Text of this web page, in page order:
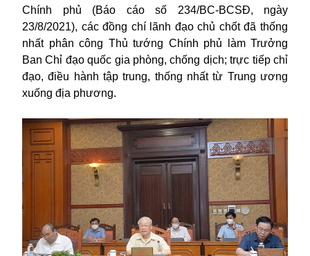
Chính phủ (Báo cáo số 234/BC-BCSĐ, ngày
23/8/2021), các đồng chí lãnh đạo chủ chốt đã thống
nhất phân công Thủ tướng Chính phủ làm Trưởng
Ban Chỉ đạo quốc gia phòng, chống dịch; trực tiếp chỉ
đạo, điều hành tập trung, thống nhất từ Trung ương
xuống địa phương.